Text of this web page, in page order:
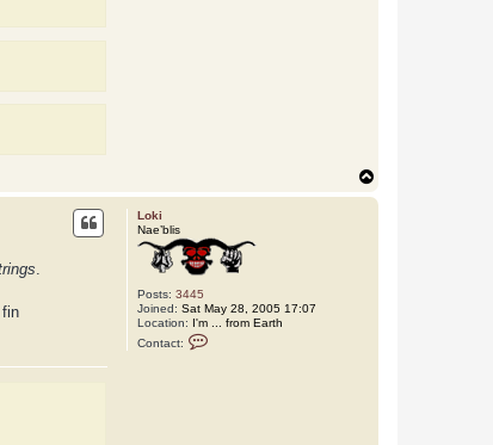
Loki
Nae’blis
Posts: 3445
Joined: Sat May 28, 2005 17:07
Location: I'm ... from Earth
Contact:
.